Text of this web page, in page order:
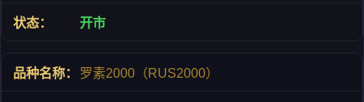
开市
罗素2000（RUS2000）